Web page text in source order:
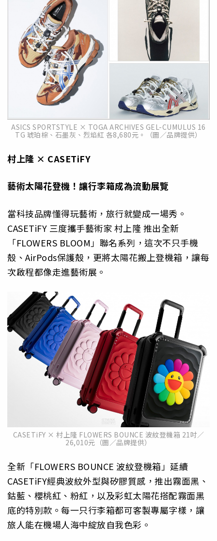
ASICS SPORTSTYLE × TOGA ARCHIVES GEL-CUMULUS 16
TG 琥珀棕、石墨灰、烈焰紅 各8,680元。（圖／品牌提供）
村上隆 × CASETiFY
藝術太陽花登機！讓行李箱成為流動展覽
當科技品牌懂得玩藝術，旅行就變成一場秀。
CASETiFY 三度攜手藝術家 村上隆 推出全新
「FLOWERS BLOOM」聯名系列，這次不只手機
殼、AirPods保護殼，更將太陽花搬上登機箱，讓每
次啟程都像走進藝術展。
CASETiFY × 村上隆 FLOWERS BOUNCE 波紋登機箱 21吋／
26,010元（圖／品牌提供）
全新「FLOWERS BOUNCE 波紋登機箱」延續
CASETiFY經典波紋外型與矽膠質感，推出霧面黑、
鈷藍、櫻桃紅、粉紅，以及彩虹太陽花搭配霧面黑
底的特別款。每一只行李箱都可客製專屬字樣，讓
旅人能在機場人海中綻放自我色彩。